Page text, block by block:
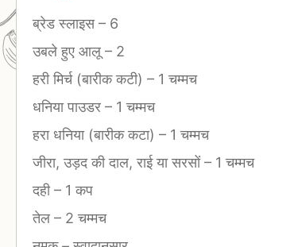
ब्रेड स्लाइस– 6
उबले हुए आलू – 2
हरी मिर्च (बारीक कटी) – 1 चम्मच
धनिया पाउडर – 1 चम्मच
हरा धनिया (बारीक कटा) – 1 चम्मच
जीरा, उड़द की दाल, राई या सरसों– 1 चम्मच
दही– 1 कप
तेल – 2 चम्मच